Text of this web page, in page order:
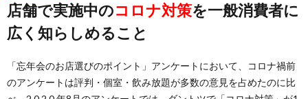
店舗で実施中のコロナ対策を一般消費者に
広く知らしめること
「忘年会のお店選びのポイント」アンケートにおいて、コロナ禍前
のアンケートは評判・個室・飲み放題が多数の意見を占めたのに比